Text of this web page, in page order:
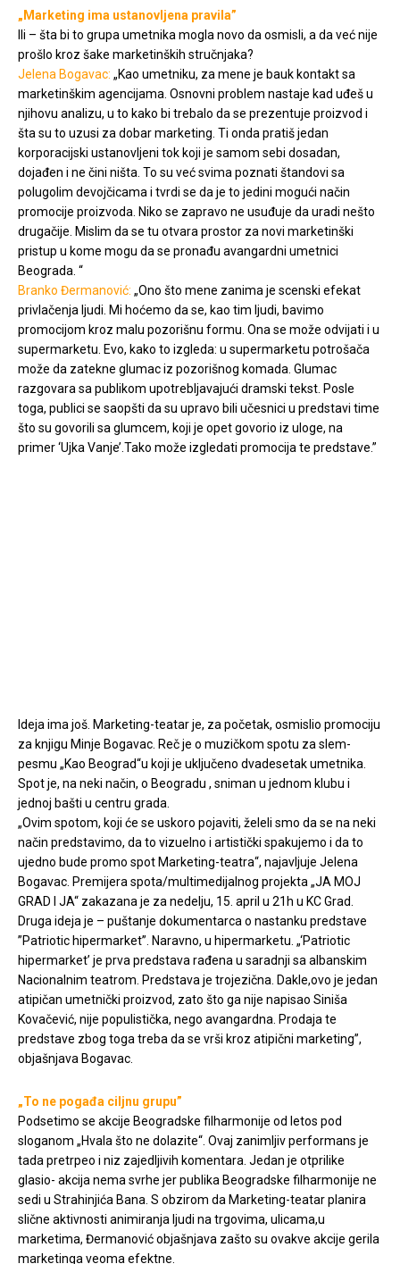
„Marketing ima ustanovljena pravila”
Ili – šta bi to grupa umetnika mogla novo da osmisli, a da već nije
prošlo kroz šake marketinških stručnjaka?
Jelena Bogavac: „Kao umetniku, za mene je bauk kontakt sa
marketinškim agencijama. Osnovni problem nastaje kad uđeš u
njihovu analizu, u to kako bi trebalo da se prezentuje proizvod i
šta su to uzusi za dobar marketing. Ti onda pratiš jedan
korporacijski ustanovljeni tok koji je samom sebi dosadan,
dojađen i ne čini ništa. To su već svima poznati štandovi sa
polugolim devojčicama i tvrdi se da je to jedini mogući način
promocije proizvoda. Niko se zapravo ne usuđuje da uradi nešto
drugačije. Mislim da se tu otvara prostor za novi marketinški
pristup u kome mogu da se pronađu avangardni umetnici
Beograda. “
Branko Đermanović: „Ono što mene zanima je scenski efekat
privlačenja ljudi. Mi hoćemo da se, kao tim ljudi, bavimo
promocijom kroz malu pozorišnu formu. Ona se može odvijati i u
supermarketu. Evo, kako to izgleda: u supermarketu potrošača
može da zatekne glumac iz pozorišnog komada. Glumac
razgovara sa publikom upotrebljavajući dramski tekst. Posle
toga, publici se saopšti da su upravo bili učesnici u predstavi time
što su govorili sa glumcem, koji je opet govorio iz uloge, na
primer ‘Ujka Vanje’.Tako može izgledati promocija te predstave.”
Ideja ima još. Marketing-teatar je, za početak, osmislio promociju
za knjigu Minje Bogavac. Reč je o muzičkom spotu za slem-
pesmu „Kao Beograd“u koji je uključeno dvadesetak umetnika.
Spot je, na neki način, o Beogradu , sniman u jednom klubu i
jednoj bašti u centru grada.
„Ovim spotom, koji će se uskoro pojaviti, želeli smo da se na neki
način predstavimo, da to vizuelno i artistički spakujemo i da to
ujedno bude promo spot Marketing-teatra“, najavljuje Jelena
Bogavac. Premijera spota/multimedijalnog projekta „JA MOJ
GRAD I JA“ zakazana je za nedelju, 15. april u 21h u KC Grad.
Druga ideja je – puštanje dokumentarca o nastanku predstave
”Patriotic hipermarket”. Naravno, u hipermarketu. „‘Patriotic
hipermarket’ je prva predstava rađena u saradnji sa albanskim
Nacionalnim teatrom. Predstava je trojezična. Dakle,ovo je jedan
atipičan umetnički proizvod, zato što ga nije napisao Siniša
Kovačević, nije populistička, nego avangardna. Prodaja te
predstave zbog toga treba da se vrši kroz atipični marketing”,
objašnjava Bogavac.
„To ne pogađa ciljnu grupu”
Podsetimo se akcije Beogradske filharmonije od letos pod
sloganom „Hvala što ne dolazite“. Ovaj zanimljiv performans je
tada pretrpeo i niz zajedljivih komentara. Jedan je otprilike
glasio- akcija nema svrhe jer publika Beogradske filharmonije ne
sedi u Strahinjića Bana. S obzirom da Marketing-teatar planira
slične aktivnosti animiranja ljudi na trgovima, ulicama,u
marketima, Đermanović objašnjava zašto su ovakve akcije gerila
marketinga veoma efektne.